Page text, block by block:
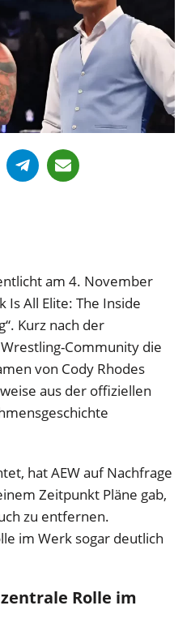
am 4. November
Is All Elite: The Inside
Kurz nach der
Community die
von Cody Rhodes
aus der offiziellen
hat AEW auf Nachfrage
Zeitpunkt Pläne gab,
zu entfernen.
im Werk sogar deutlich
Rolle im